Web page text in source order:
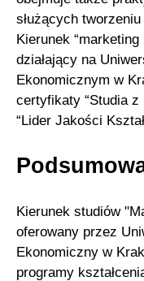
służących
Kierunek
działający na
Ekonomicznym w
certyfikaty “Studia z
“Lider Jakości
Kierunek studiów
oferowany przez
Ekonomiczny w
programy